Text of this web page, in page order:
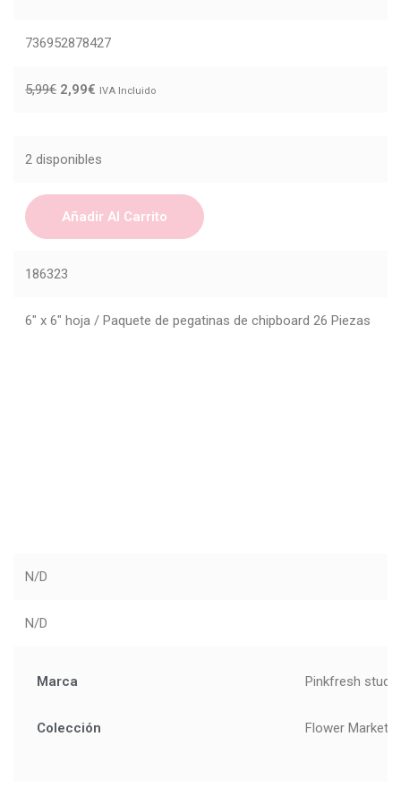
736952878427
5,99€ 2,99€ IVA Incluido
2 disponibles
Añadir Al Carrito
186323
6" x 6" hoja / Paquete de pegatinas de chipboard 26 Piezas
N/D
N/D
Marca Pinkfresh studio
Colección Flower Market